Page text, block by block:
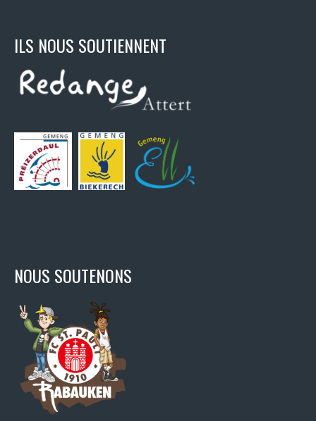
ILS NOUS SOUTIENNENT
NOUS SOUTENONS